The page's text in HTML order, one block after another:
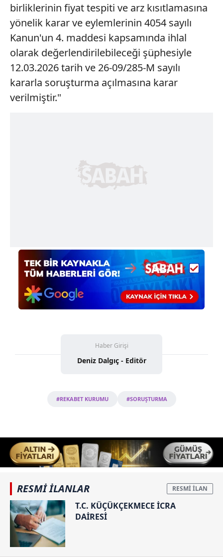
Sizlere daha iyi bir hizmet sunabilmek için İnternet
Sitemizde kendimize ve üçüncü kişilere ait çerezler
kullanılmaktadır. Bu çerezler vasıtasıyla çeşitli kişisel
verileriniz işlenmekte olup gerekli olan çerezler bilgi
toplumu hizmetlerinin sunulması amacıyla
kullanılmaktadır. Diğer çerezler, sitemizin daha işlevsel
kılınması ve kişiselleştirilmesi ve sizlere yönelik
reklam/pazarlama faaliyetlerinin yapılması, amaçlarıyla
için Ayarlar butonuna tıklayabilir,
ziyaret edebilirsiniz.
birliklerinin fiyat tespiti ve arz kısıtlamasına
yönelik karar ve eylemlerinin 4054 sayılı
Kanun'un 4. maddesi kapsamında ihlal
olarak değerlendirilebileceği şüphesiyle
12.03.2026 tarih ve 26-09/285-M sayılı
kararla soruşturma açılmasına karar
verilmiştir."
Haber Girişi
Deniz Dalgıç - Editör
#REKABET KURUMU #SORUŞTURMA
RESMİ İLANLAR
T.C. KÜÇÜKÇEKMECE İCRA
DAİRESİ